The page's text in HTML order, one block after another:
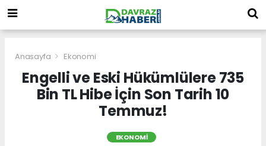
Anasayfa Ekonomi
Engelli ve Eski Hükümlülere 735
Bin TL Hibe İçin Son Tarih 10
Temmuz!
EKONOMI